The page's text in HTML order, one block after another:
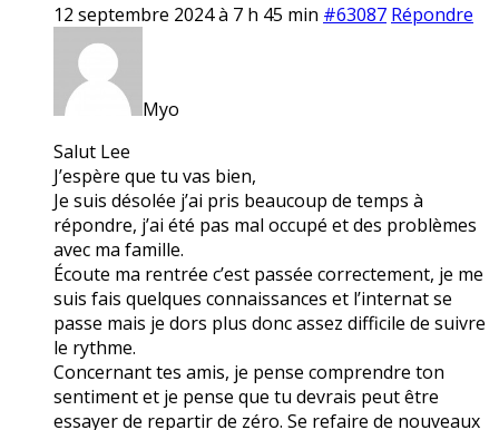
12 septembre 2024 à 7 h 45 min #63087 Répondre
Myo
Salut Lee
J’espère que tu vas bien,
Je suis désolée j’ai pris beaucoup de temps à
répondre, j’ai été pas mal occupé et des problèmes
avec ma famille.
Écoute ma rentrée c’est passée correctement, je me
suis fais quelques connaissances et l’internat se
passe mais je dors plus donc assez difficile de suivre
le rythme.
Concernant tes amis, je pense comprendre ton
sentiment et je pense que tu devrais peut être
essayer de repartir de zéro. Se refaire de nouveaux